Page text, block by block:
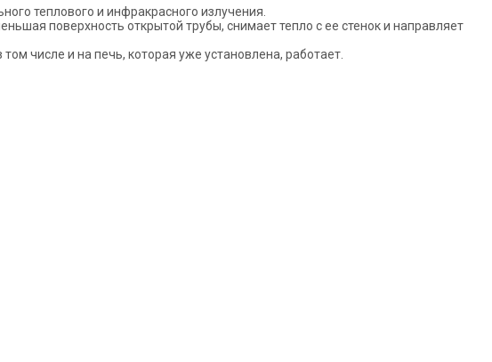
теплового и инфракрасного излучения.
поверхность открытой трубы, снимает тепло с ее стенок и направляет
числе и на печь, которая уже установлена, работает.